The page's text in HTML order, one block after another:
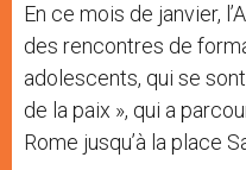
En ce mois de janvier,
des rencontres de
adolescents, qui se
de la paix », qui a
Rome jusqu’à la place